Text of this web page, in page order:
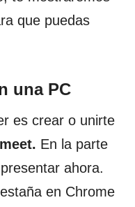
que puedas
una PC
es crear o unirte
En la parte
ahora.
en Chrome